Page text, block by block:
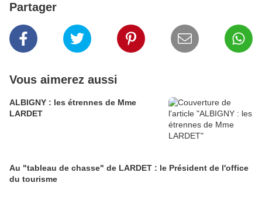
Partager
Vous aimerez aussi
ALBIGNY : les étrennes de Mme
LARDET
Au "tableau de chasse" de LARDET : le Président de l'office
du tourisme